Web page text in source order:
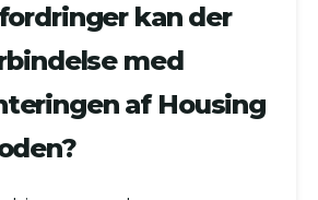
kan der
med
af Housing